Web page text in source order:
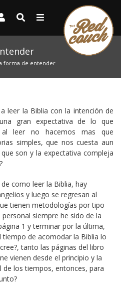
forma de entender
leer la Biblia con la intención de
gran expectativa de lo que
leer no hacemos mas que
simples, que nos cuesta aun
son y la expectativa compleja
como leer la Biblia, hay
y luego se regresan al
tienen metodologías por tipo
siempre he sido de la
1 y terminar por la última,
de acomodar la Biblia lo
tanto las páginas del libro
vienen desde el principio y la
los tiempos, entonces, para